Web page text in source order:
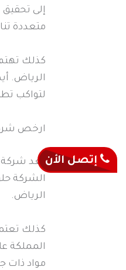
إلى
متعددة
كذلك
الرياض.
لتواكب
ارخص
تُعد
الشركة
الرياض.
كذلك
المملكة
مواد ذات
إتصل الأن